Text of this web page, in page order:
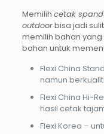
Memilih cetak
outdoorbisa jadi
memilih bahan
bahan untuk
Flexi China
namun
Flexi China Hi-
hasil cetak
Flexi Korea –